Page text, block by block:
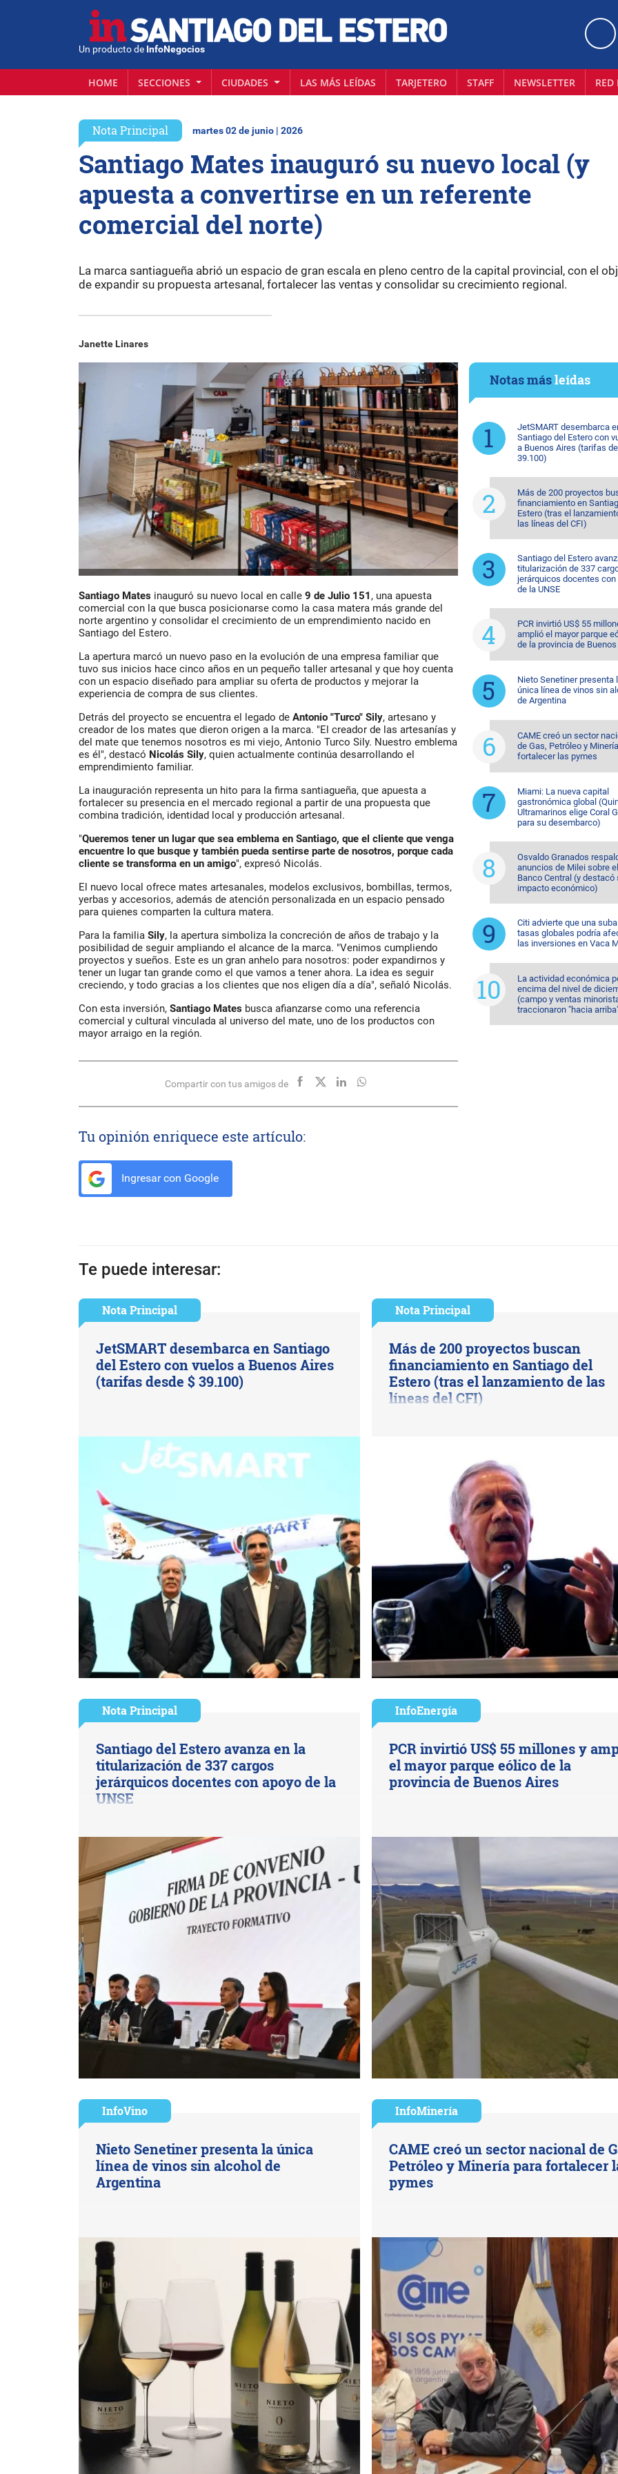
Un producto de InfoNegocios
HOME SECCIONES CIUDADES LAS MÁS LEÍDAS TARJETERO STAFF NEWSLETTER
Nota Principal martes 02 de junio | 2026
Santiago Mates inauguró su nuevo local (y
apuesta a convertirse en un referente
comercial del norte)
La marca santiagueña abrió un espacio de gran escala en pleno centro de la capital provincial, con el
de expandir su propuesta artesanal, fortalecer las ventas y consolidar su crecimiento regional.
Janette Linares
Santiago Mates inauguró su nuevo local en calle 9 de Julio 151 , una apuesta
comercial con la que busca posicionarse como la casa matera más grande del
norte argentino y consolidar el crecimiento de un emprendimiento nacido en
Santiago del Estero.
La apertura marcó un nuevo paso en la evolución de una empresa familiar que
tuvo sus inicios hace cinco años en un pequeño taller artesanal y que hoy cuenta
con un espacio diseñado para ampliar su oferta de productos y mejorar la
experiencia de compra de sus clientes.
Detrás del proyecto se encuentra el legado de Antonio "Turco" Sily, artesano y
creador de los mates que dieron origen a la marca. "El creador de las artesanías y
del mate que tenemos nosotros es mi viejo, Antonio Turco Sily. Nuestro emblema
es él", destacó Nicolás Sily, quien actualmente continúa desarrollando el
emprendimiento familiar.
La inauguración representa un hito para la firma santiagueña, que apuesta a
fortalecer su presencia en el mercado regional a partir de una propuesta que
combina tradición, identidad local y producción artesanal.
"Queremos tener un lugar que sea emblema en Santiago, que el cliente que venga
encuentre lo que busque y también pueda sentirse parte de nosotros, porque cada
cliente se transforma en un amigo", expresó Nicolás.
El nuevo local ofrece mates artesanales, modelos exclusivos, bombillas, termos,
yerbas y accesorios, además de atención personalizada en un espacio pensado
para quienes comparten la cultura matera.
Para la familia Sily, la apertura simboliza la concreción de años de trabajo y la
posibilidad de seguir ampliando el alcance de la marca. "Venimos cumpliendo
proyectos y sueños. Este es un gran anhelo para nosotros: poder expandirnos y
tener un lugar tan grande como el que vamos a tener ahora. La idea es seguir
creciendo, y todo gracias a los clientes que nos eligen día a día", señaló Nicolás.
Con esta inversión, Santiago Mates busca afianzarse como una referencia
comercial y cultural vinculada al universo del mate, uno de los productos con
mayor arraigo en la región.
Compartir con tus amigos de
Tu opinión enriquece este artículo:
Ingresar con Google
Notas másleídas
JetSMART desembarca
Santiago del Estero con
a Buenos Aires (tarifas
39.100)
Más de 200 proyectos
financiamiento en
Estero (tras el
las líneas del CFI)
Santiago del Estero
titularización de 337
jerárquicos docentes con
de la UNSE
PCR invirtió US$ 55
amplió el mayor parque
de la provincia de
Nieto Senetiner presenta
única línea de vinos sin
de Argentina
CAME creó un sector
de Gas, Petróleo y
fortalecer las pymes
Miami: La nueva capital
gastronómica global
Ultramarinos elige Coral
para su desembarco)
Osvaldo Granados
anuncios de Milei sobre el
Banco Central (y destacó
impacto económico)
Citi advierte que una
tasas globales podría
las inversiones en Vaca
La actividad económica
encima del nivel de
(campo y ventas
traccionaron "hacia
Te puede interesar:
Nota Principal
JetSMART desembarca en Santiago
del Estero con vuelos a Buenos Aires
(tarifas desde $ 39.100)
Nota Principal
Más de 200 proyectos buscan
financiamiento en Santiago del
Estero (tras el lanzamiento de las
líneas del CFI)
Nota Principal
Santiago del Estero avanza en la
titularización de 337 cargos
jerárquicos docentes con apoyo de la
UNSE
InfoEnergía
PCR invirtió US$ 55 millones y
el mayor parque eólico de la
provincia de Buenos Aires
InfoVino
Nieto Senetiner presenta la única
línea de vinos sin alcohol de
Argentina
InfoMinería
CAME creó un sector nacional de
Petróleo y Minería para fortalecer
pymes